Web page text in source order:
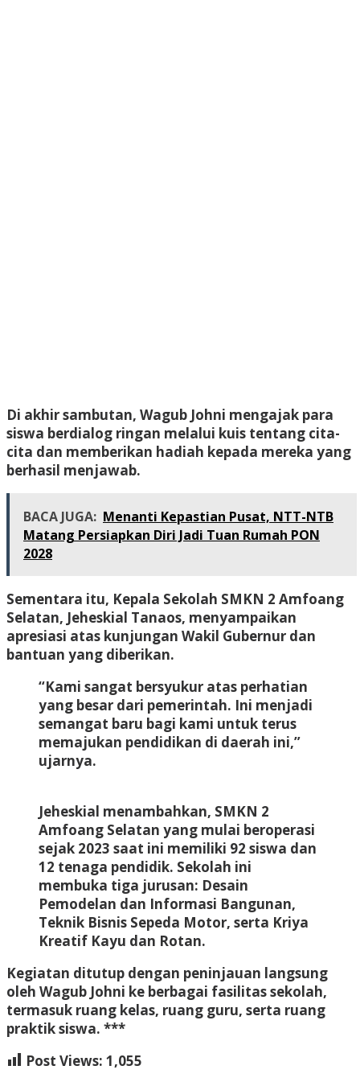
Di akhir sambutan, Wagub Johni mengajak para
siswa berdialog ringan melalui kuis tentang cita-
cita dan memberikan hadiah kepada mereka yang
berhasil menjawab.
BACA JUGA: Menanti Kepastian Pusat, NTT-NTB
Matang Persiapkan Diri Jadi Tuan Rumah PON
2028
Sementara itu, Kepala Sekolah SMKN 2 Amfoang
Selatan, Jeheskial Tanaos, menyampaikan
apresiasi atas kunjungan Wakil Gubernur dan
bantuan yang diberikan.
“Kami sangat bersyukur atas perhatian
yang besar dari pemerintah. Ini menjadi
semangat baru bagi kami untuk terus
memajukan pendidikan di daerah ini,”
ujarnya.
Jeheskial menambahkan, SMKN 2
Amfoang Selatan yang mulai beroperasi
sejak 2023 saat ini memiliki 92 siswa dan
12 tenaga pendidik. Sekolah ini
membuka tiga jurusan: Desain
Pemodelan dan Informasi Bangunan,
Teknik Bisnis Sepeda Motor, serta Kriya
Kreatif Kayu dan Rotan.
Kegiatan ditutup dengan peninjauan langsung
oleh Wagub Johni ke berbagai fasilitas sekolah,
termasuk ruang kelas, ruang guru, serta ruang
praktik siswa. ***
Post Views: 1,055